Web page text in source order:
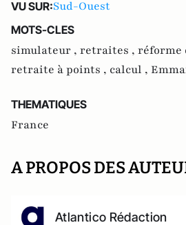
VU SUR:Sud-Ouest
MOTS-CLES
simulateur , retraites , réforme
retraite à points , calcul ,
THEMATIQUES
France
A PROPOS DES
Atlantico Rédaction